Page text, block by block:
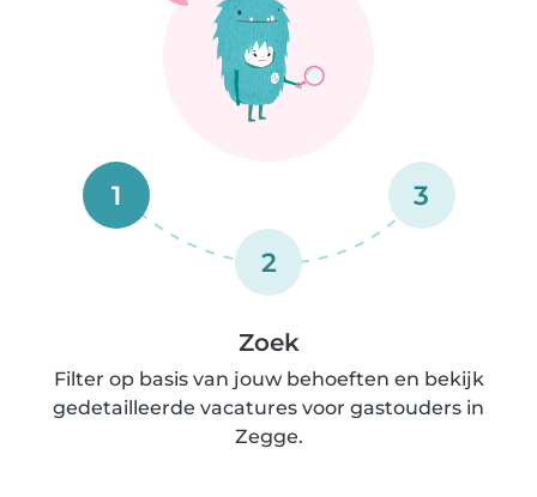
1
2
3
Zoek
Filter op basis van jouw behoeften en bekijk
gedetailleerde vacatures voor gastouders in
Zegge.